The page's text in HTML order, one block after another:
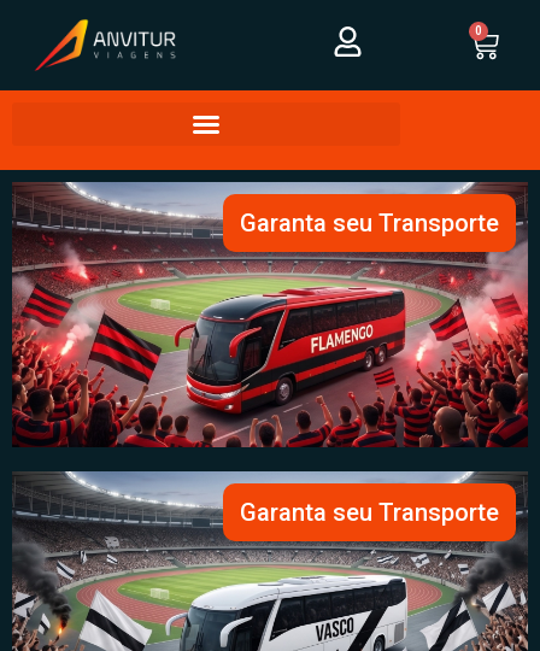
0
Garanta seu Transporte
Garanta seu Transporte